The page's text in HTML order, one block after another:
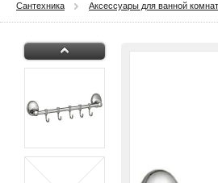
Сантехника Аксессуары для ванной